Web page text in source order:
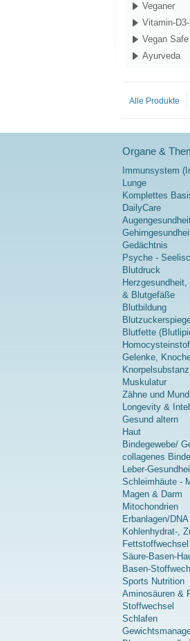
Veganer
Vitamin-
Vegan Safe
Ayurveda
Alle Produkte
Organe &
Immunsystem
Lunge
Komplettes
DailyCare
Gedächtnis
Psyche -
Blutdruck
& Blutgefäße
Blutbildung
Blutfette
Gelenke,
Knorpelsubstanz
Muskulatur
Zähne und
Longevity &
Gesund altern
Haut
Bindegewebe/
collagenes
Leber-
Schleimhäute -
Magen & Darm
Mitochondrien
Erbanlagen/DNA
Kohlenhydrat-,
Fettstoffwechsel
Säure-Basen-
Basen-
Sports Nutrition
Aminosäuren &
Stoffwechsel
Schlafen